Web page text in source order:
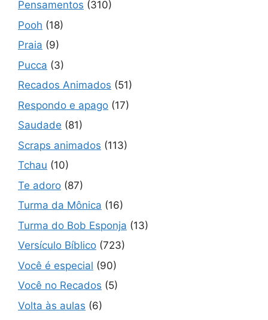
Pensamentos (310)
Pooh (18)
Praia (9)
Pucca (3)
Recados Animados (51)
Respondo e apago (17)
Saudade (81)
Scraps animados (113)
Tchau (10)
Te adoro (87)
Turma da Mônica (16)
Turma do Bob Esponja (13)
Versículo Bíblico (723)
Você é especial (90)
Você no Recados (5)
Volta às aulas (6)